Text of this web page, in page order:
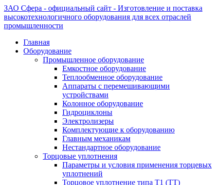
ЗАО Сфера - официальный сайт - Изготовление и поставка
высокотехнологичного оборудования для всех отраслей
промышленности
Главная
Оборудование
Промышленное оборудование
Емкостное оборудование
Теплообменное оборудование
Аппараты с перемешивающими
устройствами
Колонное оборудование
Гидроциклоны
Электролизеры
Комплектующие к оборудованию
Главным механикам
Нестандартное оборудование
Торцовые уплотнения
Параметры и условия применения торцевых
уплотнений
Торцовое уплотнение типа Т1 (ТТ)